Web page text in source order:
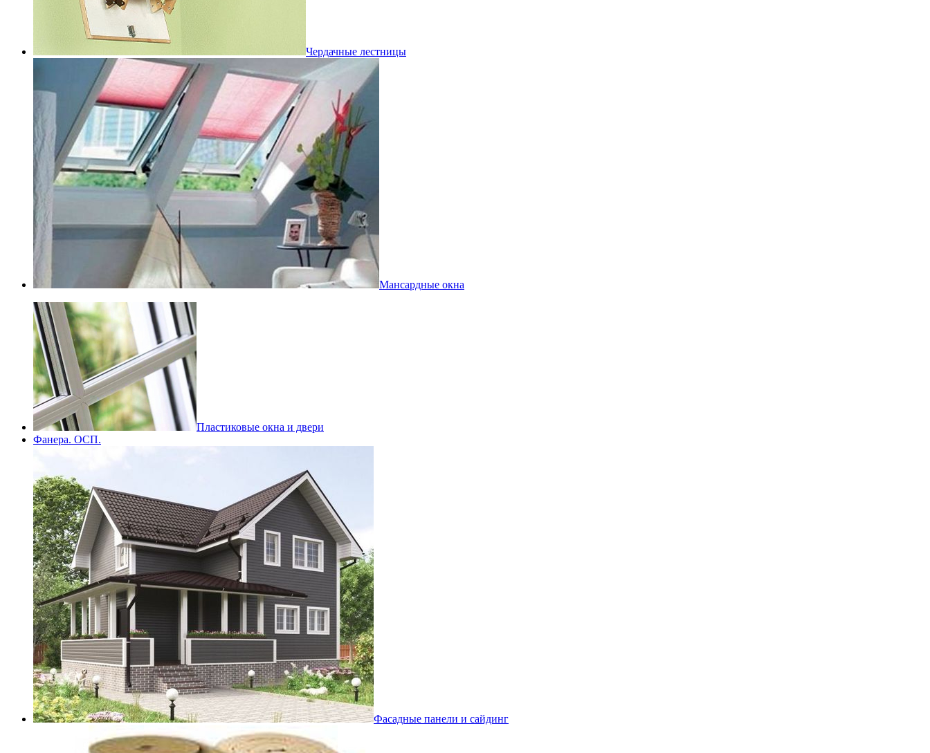
Чердачные лестницы
Мансардные окна
Пластиковые окна и двери
Фанера. ОСП.
Фасадные панели и сайдинг